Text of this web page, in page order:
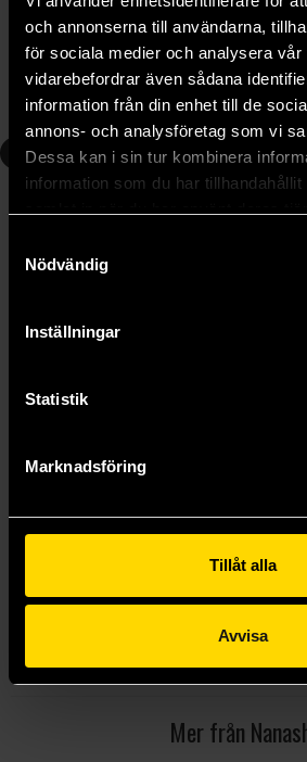
och annonserna till användarna,
för sociala medier och analysera vår
vidarebefordrar även sådana
information från din enhet till de
annons- och analysföretag som vi
Dessa kan i sin tur kombinera
information som du har
Nödvändig
Inställningar
Statistik
Marknadsföring
Tillåt alla
Avvisa
Nanashi
159 kr
Beställ
Nanashi
159
159 kr
6
159
Mer från